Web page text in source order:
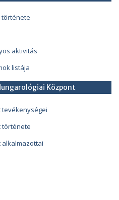
története
aktivitás
listája
Központ
tevékenységei
története
alkalmazottai